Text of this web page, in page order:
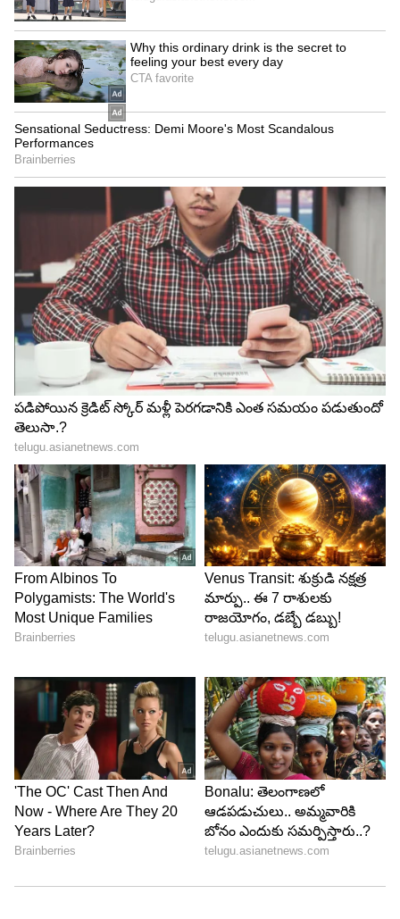
5
Image Credit :Youtube Print Shot/zee Telugu
మహాభారతంలో నటించాలని ఉంది
`పౌరాణిక సినిమా చేయాలని ఉంది. ఎన్టీఆర్‌ గారు కృష్ణుడు,
అర్జునుడుగా నటించారు. కానీ ఇంకా చాలా పౌరాణిక
పాత్రలు చాలా ఉన్నాయి. వాటిలో ఏదో ఒక పాత్రని తీసుకొని
ఎవరైనా పక్కా కథతో వస్తే నేను నటించడానికి సిద్ధంగా
ఉన్నాను` అని ఓ ఇంటర్వ్యూలో తెలిపారు. మరో
ఇంటర్వ్యూలో ఆయన చెబుతూ, ఎన్టీఆర్‌, నాన్నగారు చేసిన
పౌరాణికాలు చూస్తూ పెరిగాను. అలాంటి సినిమాలు ఎవరైనా
చేస్తే నటించాలని ఉంది. ఇప్పుడు రాజమౌళి పెద్ద బడ్జెట్‌
చిత్రాలు చేస్తున్నారు. అలా ఎవరైనా మహాభారతం లాంటివి
తీస్తే చేయాలని ఉంది. మహాభారతంలో ఏ పాత్ర అయినా
చేయాలని ఉంది. ఇలాంటి సినిమా అంటే ముగ్గురు,
నలుగురు హీరోలు కావాలి, ఎవరైనా ప్లాన్‌ చేస్తే
ఇంటర్వ్యూలో ఆయన ఈ విషయాన్ని వెల్లడించారు.
5
Image Credit :Jio Hotstar